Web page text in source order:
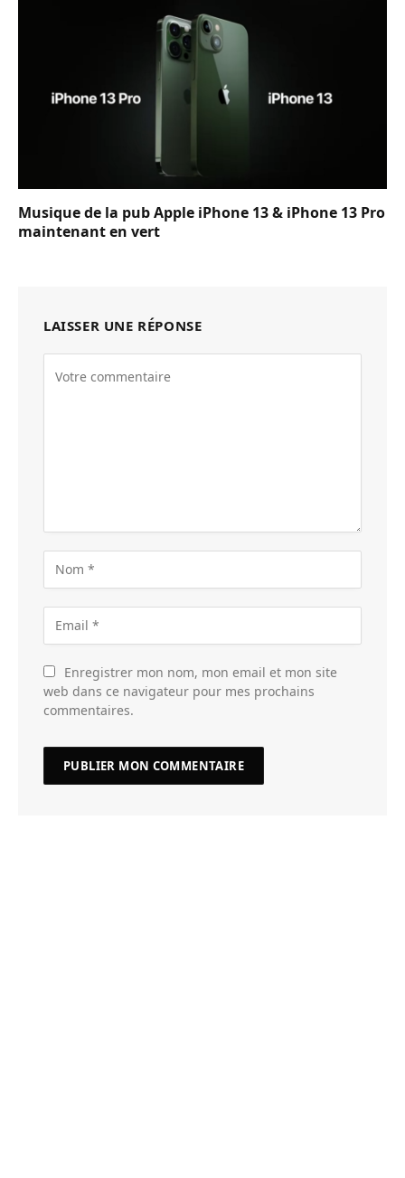
Musique de la pub Apple iPhone 13 & iPhone 13 Pro
maintenant en vert
LAISSER UNE RÉPONSE
Enregistrer mon nom, mon email et mon site
web dans ce navigateur pour mes prochains
commentaires.